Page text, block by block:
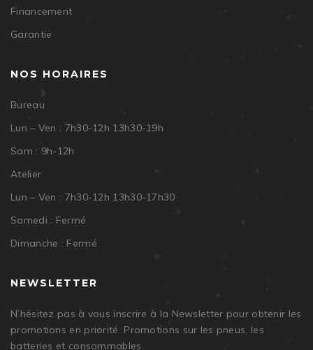
Financement
Garantie
NOS HORAIRES
Bureau
Lun – Ven : 7h30-12h 13h30-19h
Sam : 9h-12h
Atelier
Lun – Ven : 7h30-12h 13h30-17h30
Samedi : Fermé
Dimanche : Fermé
NEWSLETTER
N’hésitez pas à vous inscrire à la Newsletter pour obtenir les
promotions en priorité. Promotions sur les pneus, les
batteries et consommables